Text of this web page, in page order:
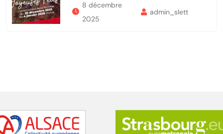
8 décembre
2025
admin_slett